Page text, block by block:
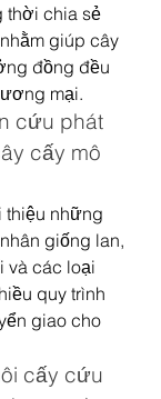
chia sẻ
giúp cây
đồng đều
mại.
cứu phát
cấy mô
thiệu những
giống lan,
và các loại
quy trình
giao cho
cấy cứu